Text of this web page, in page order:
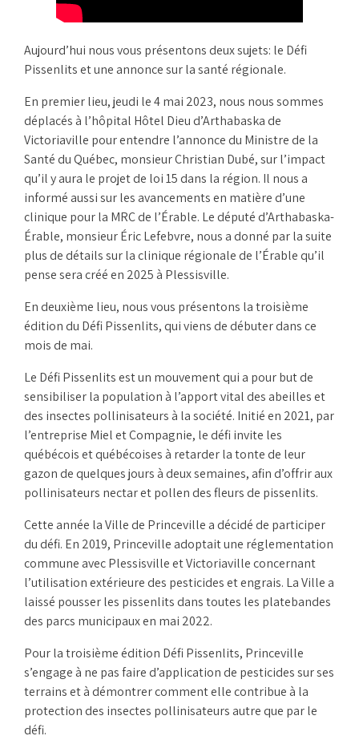
Aujourd’hui nous vous présentons deux sujets: le Défi
Pissenlits et une annonce sur la santé régionale.
En premier lieu, jeudi le 4 mai 2023, nous nous sommes
déplacés à l’hôpital Hôtel Dieu d’Arthabaska de
Victoriaville pour entendre l’annonce du Ministre de la
Santé du Québec, monsieur Christian Dubé, sur l’impact
qu’il y aura le projet de loi 15 dans la région. Il nous a
informé aussi sur les avancements en matière d’une
clinique pour la MRC de l’Érable. Le député d’Arthabaska-
Érable, monsieur Éric Lefebvre, nous a donné par la suite
plus de détails sur la clinique régionale de l’Érable qu’il
pense sera créé en 2025 à Plessisville.
En deuxième lieu, nous vous présentons la troisième
édition du Défi Pissenlits, qui viens de débuter dans ce
mois de mai.
Le Défi Pissenlits est un mouvement qui a pour but de
sensibiliser la population à l’apport vital des abeilles et
des insectes pollinisateurs à la société. Initié en 2021, par
l’entreprise Miel et Compagnie, le défi invite les
québécois et québécoises à retarder la tonte de leur
gazon de quelques jours à deux semaines, afin d’offrir aux
pollinisateurs nectar et pollen des fleurs de pissenlits.
Cette année la Ville de Princeville a décidé de participer
du défi. En 2019, Princeville adoptait une réglementation
commune avec Plessisville et Victoriaville concernant
l’utilisation extérieure des pesticides et engrais. La Ville a
laissé pousser les pissenlits dans toutes les platebandes
des parcs municipaux en mai 2022.
Pour la troisième édition Défi Pissenlits, Princeville
s’engage à ne pas faire d’application de pesticides sur ses
terrains et à démontrer comment elle contribue à la
protection des insectes pollinisateurs autre que par le
défi.